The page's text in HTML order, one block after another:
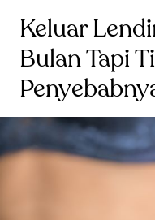
Keluar
Bulan Tapi